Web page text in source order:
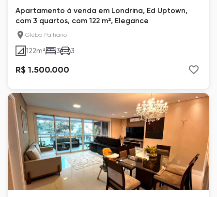
Apartamento à venda em Londrina, Ed Uptown,
com 3 quartos, com 122 m², Elegance
Gleba Palhano
122m² 3 3
R$ 1.500.000